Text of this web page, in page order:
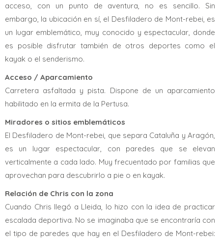
acceso, con un punto de aventura, no es sencillo. Sin
embargo, la ubicación en sí, el Desfiladero de Mont-rebei, es
un lugar emblemático, muy conocido y espectacular, donde
es posible disfrutar también de otros deportes como el
kayak o el senderismo.
Acceso / Aparcamiento
Carretera asfaltada y pista. Dispone de un aparcamiento
habilitado en la ermita de la Pertusa.
Miradores o sitios emblemáticos
El Desfiladero de Mont-rebei, que separa Cataluña y Aragón,
es un lugar espectacular, con paredes que se elevan
verticalmente a cada lado. Muy frecuentado por familias que
aprovechan para descubrirlo a pie o en kayak.
Relación de Chris con la zona
Cuando Chris llegó a Lleida, lo hizo con la idea de practicar
escalada deportiva. No se imaginaba que se encontraría con
el tipo de paredes que hay en el Desfiladero de Mont-rebei: